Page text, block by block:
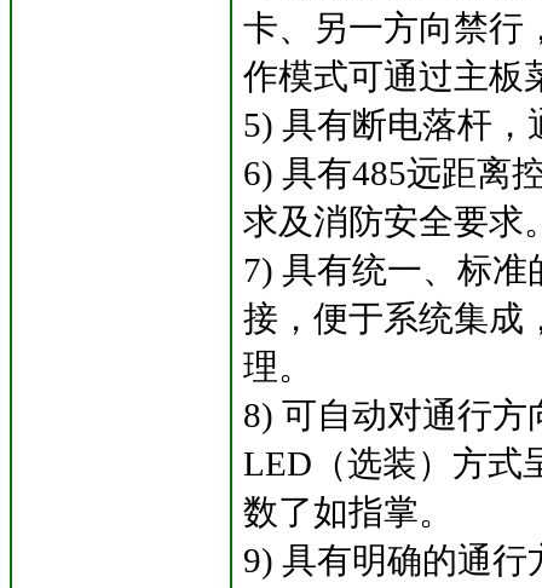
卡、另一方向禁行
作模式可通过主板
5) 具有断电落杆
6) 具有485远距离
求及消防安全要求
7) 具有统一、标
接，便于系统集成
理。
8) 可自动对通行
LED（选装）方式
数了如指掌。
9) 具有明确的通